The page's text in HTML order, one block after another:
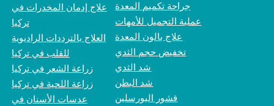
علاج إدمان المخدرات في
تركيا
العلاج بالترددات الراديوية
للقلب في تركيا
زراعة الشعر في تركيا
زراعة اللحية في تركيا
عدسات الأسنان في
جراحة تكميم المعدة
عملية التجميل للأمهات
علاج بالون المعدة
تخفيض حجم الثدي
شد الثدي
شد البطن
قشور البورسلين